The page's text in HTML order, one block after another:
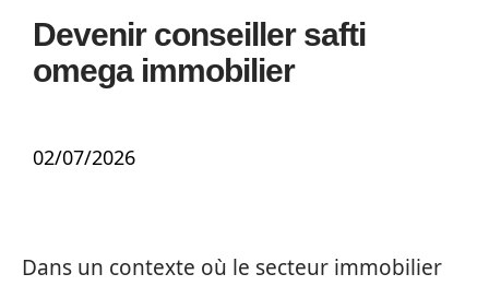
Devenir conseiller safti
omega immobilier
02/07/2026
Dans un contexte où le secteur immobilier